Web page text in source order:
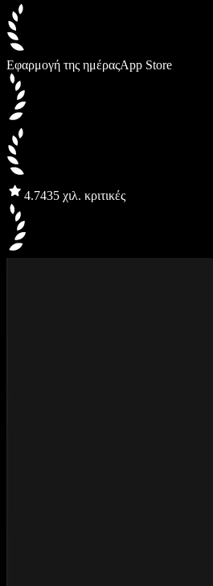
Εφαρμογή της ημέραςApp Store
4.7435 χιλ. κριτικές